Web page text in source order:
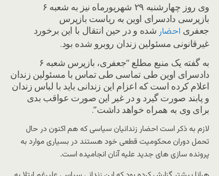
وی روز چهارشنبه ۲۹ شهریورماه نیز به شعبه ۶
بازپرسی دادسرای اوین به ریاست بازپرس
جعفری احضار شده و در حین انتقال با این برخورد
غیرقانونی مسئولین زندان روبرو شده بود.
به گفته یک منبع مطلع “جعفری، بازپرس شعبه ۶
دادسرای اوین طی تماسی طی تماس با مسئولین زندان
اعلام کرده است که اعزام این زندانی باید با لباس زندان
و پابند صورت گیرد و در غیر این صورت عواقب بدی
برای وی به همراه خواهد داشت”.
لازم به ذکر است احضار زندانیان سیاسی که هم اکنون در حال
تحمل دوران محکومیت قطعی خود هستند در بسیاری موارد به
پرونده سازی های جدید علیه آنان انجامیده است.